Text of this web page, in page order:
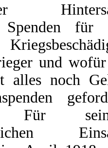
Spenden für
und
alles noch
Für